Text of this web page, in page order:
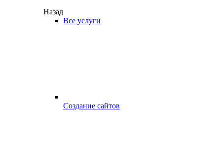
Назад
Все услуги
Создание сайтов